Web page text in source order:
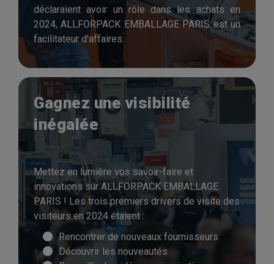
déclaraient avoir un rôle dans les achats en
2024, ALLFORPACK EMBALLAGE PARIS est un
facilitateur d'affaires.
Gagnez une visibilité
inégalée
Mettez en lumière vos savoir-faire et
innovations sur ALLFORPACK EMBALLAGE
PARIS ! Les trois premiers drivers de visite des
visiteurs en 2024 étaient :
Rencontrer de nouveaux fournisseurs
Découvrir les nouveautés